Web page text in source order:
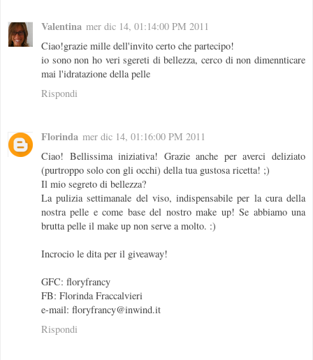
Valentina mer dic 14, 01:14:00 PM 2011
Ciao!grazie mille dell'invito certo che partecipo!
io sono non ho veri sgereti di bellezza, cerco di non dimennticare
mai l'idratazione della pelle
Rispondi
Florinda mer dic 14, 01:16:00 PM 2011
Ciao! Bellissima iniziativa! Grazie anche per averci deliziato
(purtroppo solo con gli occhi) della tua gustosa ricetta! ;)
Il mio segreto di bellezza?
La pulizia settimanale del viso, indispensabile per la cura della
nostra pelle e come base del nostro make up! Se abbiamo una
brutta pelle il make up non serve a molto. :)
Incrocio le dita per il giveaway!
GFC: floryfrancy
FB: Florinda Fraccalvieri
e-mail: floryfrancy@inwind.it
Rispondi